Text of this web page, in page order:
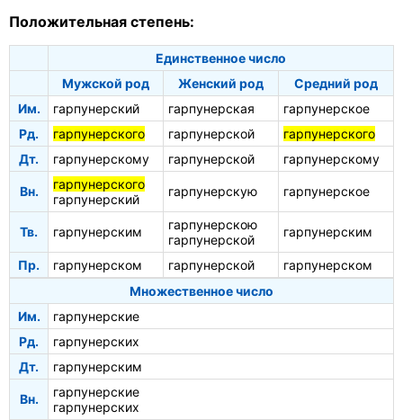
Положительная степень:
Единственное число
Мужской род
Женский род
Средний род
Им.
гарпунерский гарпунерская
гарпунерское
Рд.
гарпунерского гарпунерской
гарпунерского
Дт.
гарпунерскому гарпунерской гарпунерскому
Вн.
гарпунерского
гарпунерский
гарпунерскую гарпунерское
Тв. гарпунерским
гарпунерскою
гарпунерской
гарпунерским
Пр. гарпунерском гарпунерской
гарпунерском
Множественное число
Им.
гарпунерские
Рд.
гарпунерских
Дт.
гарпунерским
Вн.
гарпунерские
гарпунерских